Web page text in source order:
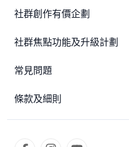
社群創作有價企劃
社群焦點功能及升級計劃
常見問題
條款及細則